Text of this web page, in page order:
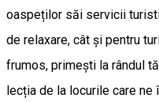
oaspeților săi servicii
de relaxare, cât și pentru
frumos, primești la rândul
lecția de la locurile care